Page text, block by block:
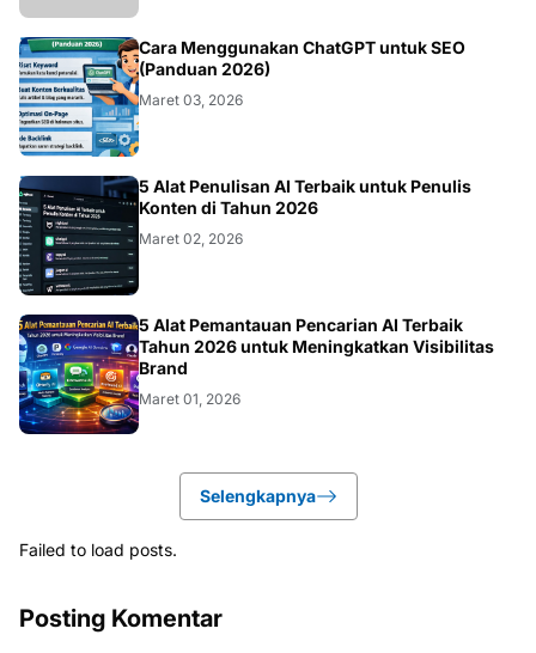
AI
Cara Menggunakan ChatGPT untuk SEO
(Panduan 2026)
Maret 03, 2026
AI
5 Alat Penulisan AI Terbaik untuk Penulis
Konten di Tahun 2026
Maret 02, 2026
BLOG
5 Alat Pemantauan Pencarian AI Terbaik
Tahun 2026 untuk Meningkatkan Visibilitas
Brand
Maret 01, 2026
Selengkapnya
Failed to load posts.
Posting Komentar